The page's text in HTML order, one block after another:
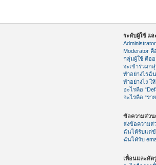
ระดับผู้ใช้ แล
Moderator คื
กลุ่มผู้ใช้ คืออ
จะเข้าร่วมก
ทำอย่างไรฉั
ทำอย่างไง ใ
อะไรคือ
อะไรคือ “รา
ข้อความส่วน
ส่งข้อความส่
ฉันได้รับแต่ข้
ฉันได้รับ
เพื่อนและศัต